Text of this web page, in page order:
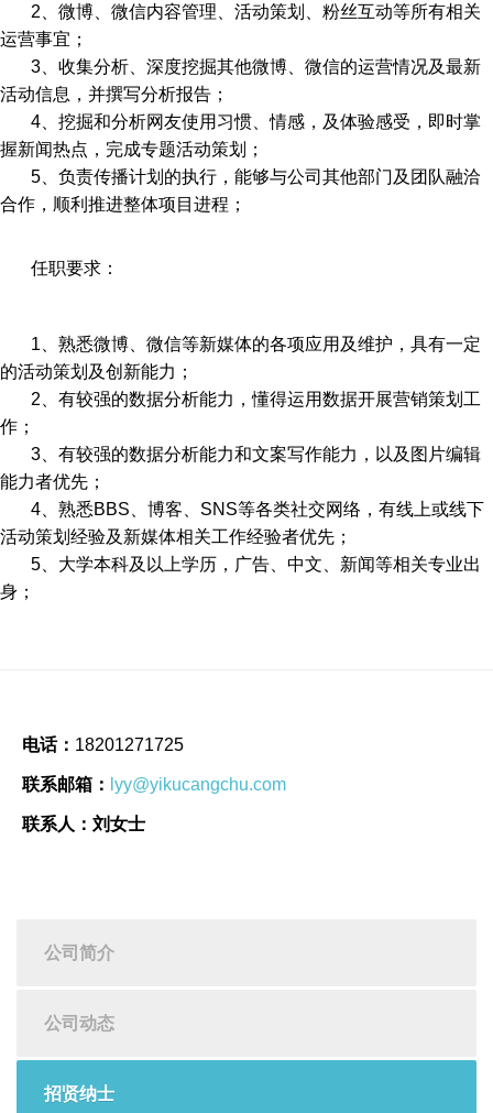
2、微博、微信内容管理、活动策划、粉丝互动等所有相关
运营事宜；
3、收集分析、深度挖掘其他微博、微信的运营情况及最新
活动信息，并撰写分析报告；
4、挖掘和分析网友使用习惯、情感，及体验感受，即时掌
握新闻热点，完成专题活动策划；
5、负责传播计划的执行，能够与公司其他部门及团队融洽
合作，顺利推进整体项目进程；
任职要求：
1、熟悉微博、微信等新媒体的各项应用及维护，具有一定
的活动策划及创新能力；
2、有较强的数据分析能力，懂得运用数据开展营销策划工
作；
3、有较强的数据分析能力和文案写作能力，以及图片编辑
能力者优先；
4、熟悉BBS、博客、SNS等各类社交网络，有线上或线下
活动策划经验及新媒体相关工作经验者优先；
5、大学本科及以上学历，广告、中文、新闻等相关专业出
身；
电话： 18201271725
联系邮箱： lyy@yikucangchu.com
联系人：刘女士
公司简介
公司动态
招贤纳士